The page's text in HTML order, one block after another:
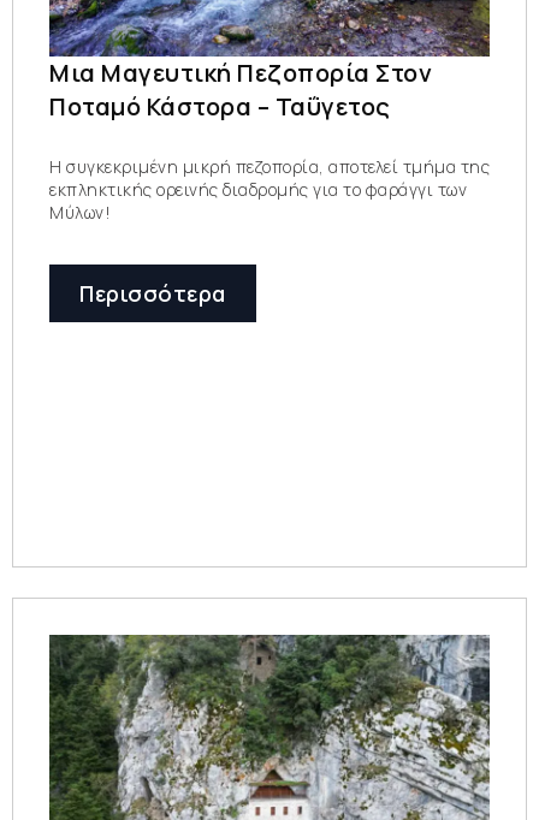
Μια Μαγευτική Πεζοπορία Στον
Ποταμό Κάστορα – Ταΰγετος
Η συγκεκριμένη μικρή πεζοπορία, αποτελεί τμήμα της
εκπληκτικής ορεινής διαδρομής για το φαράγγι των
Μύλων!
Περισσότερα